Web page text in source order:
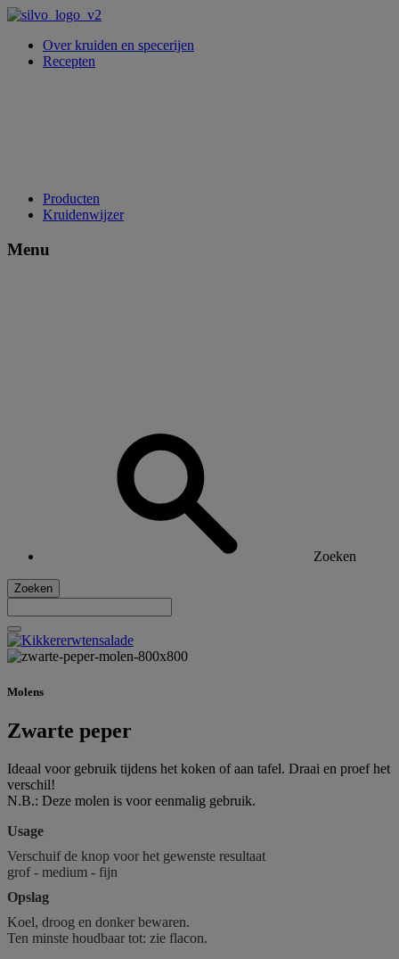
Over kruiden en specerijen
Recepten
Producten
Kruidenwijzer
Menu
Zoeken
Zoeken
Molens
Zwarte peper
Ideaal voor gebruik tijdens het koken of aan tafel. Draai en proef het
verschil!
N.B.: Deze molen is voor eenmalig gebruik.
Usage
Verschuif de knop voor het gewenste resultaat
grof - medium - fijn
Opslag
Koel, droog en donker bewaren.
Ten minste houdbaar tot: zie flacon.